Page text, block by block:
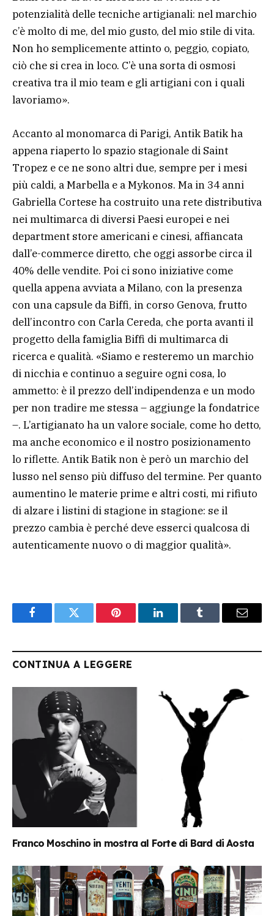
potenzialità delle tecniche artigianali: nel marchio
c’è molto di me, del mio gusto, del mio stile di vita.
Non ho semplicemente attinto o, peggio, copiato,
ciò che si crea in loco. C’è una sorta di osmosi
creativa tra il mio team e gli artigiani con i quali
lavoriamo».
Accanto al monomarca di Parigi, Antik Batik ha
appena riaperto lo spazio stagionale di Saint
Tropez e ce ne sono altri due, sempre per i mesi
più caldi, a Marbella e a Mykonos. Ma in 34 anni
Gabriella Cortese ha costruito una rete distributiva
nei multimarca di diversi Paesi europei e nei
department store americani e cinesi, affiancata
dall’e-commerce diretto, che oggi assorbe circa il
40% delle vendite. Poi ci sono iniziative come
quella appena avviata a Milano, con la presenza
con una capsule da Biffi, in corso Genova, frutto
dell’incontro con Carla Cereda, che porta avanti il
progetto della famiglia Biffi di multimarca di
ricerca e qualità. «Siamo e resteremo un marchio
di nicchia e continuo a seguire ogni cosa, lo
ammetto: è il prezzo dell’indipendenza e un modo
per non tradire me stessa – aggiunge la fondatrice
–. L’artigianato ha un valore sociale, come ho detto,
ma anche economico e il nostro posizionamento
lo riflette. Antik Batik non è però un marchio del
lusso nel senso più diffuso del termine. Per quanto
aumentino le materie prime e altri costi, mi rifiuto
di alzare i listini di stagione in stagione: se il
prezzo cambia è perché deve esserci qualcosa di
autenticamente nuovo o di maggior qualità».
FacebookTwitter Pinterest LinkedInTumblr Email
CONTINUA A LEGGERE
Franco Moschino in mostra al Forte di Bard di Aosta